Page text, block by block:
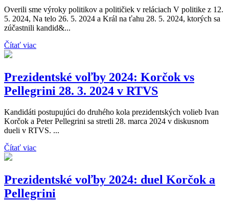
Overili sme výroky politikov a političiek v reláciach V politike z 12.
5. 2024, Na telo 26. 5. 2024 a Král na ťahu 28. 5. 2024, ktorých sa
zúčastnili kandid&...
Čítať viac
Prezidentské voľby 2024: Korčok vs
Pellegrini 28. 3. 2024 v RTVS
Kandidáti postupujúci do druhého kola prezidentských volieb Ivan
Korčok a Peter Pellegrini sa stretli 28. marca 2024 v diskusnom
dueli v RTVS. ...
Čítať viac
Prezidentské voľby 2024: duel Korčok a
Pellegrini